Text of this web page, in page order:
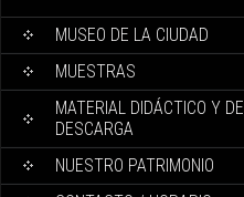
MUSEO DE LA CIUDAD
MUESTRAS
MATERIAL DIDÁCTICO Y DE
DESCARGA
NUESTRO PATRIMONIO